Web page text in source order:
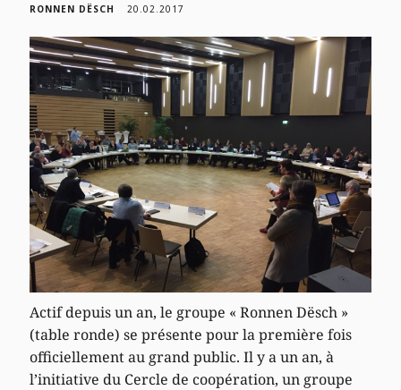
RONNEN DËSCH 20.02.2017
Actif depuis un an, le groupe « Ronnen Dësch »
(table ronde) se présente pour la première fois
officiellement au grand public. Il y a un an, à
l’initiative du Cercle de coopération, un groupe